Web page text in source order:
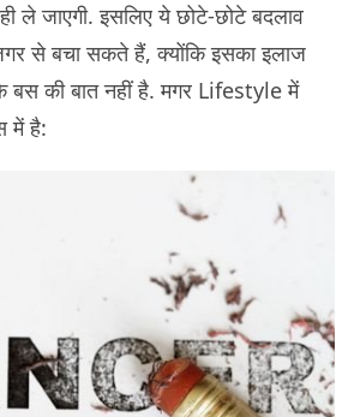
ले जाएगी. इसलिए ये छोटे-छोटे बदलाव
से बचा सकते हैं, क्योंकि इसका इलाज
बस की बात नहीं है. मगर Lifestyle में
में है: